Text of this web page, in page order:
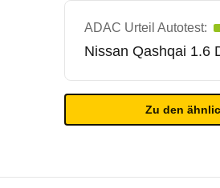
ADAC Urteil Autotest:
Nissan Qashqai 1.6
Zu den